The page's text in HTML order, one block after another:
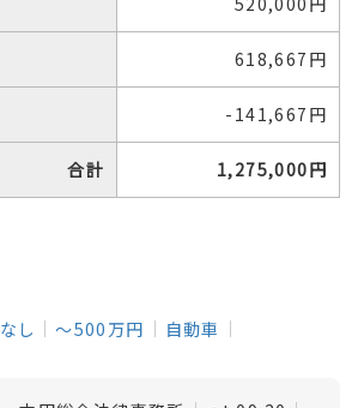
618,667円
-141,667円
合計 1,275,000円
し ～500万円 自動車